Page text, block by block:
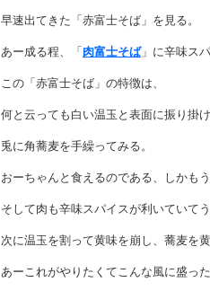
早速出てきた「赤富士そば」を見る。
あー成る程、「 肉富士そば」に辛味ス
この「赤富士そば」の特徴は、
何と云っても白い温玉と表面に振り掛
兎に角蕎麦を手繰ってみる。
おーちゃんと食えるのである、しかも
そして肉も辛味スパイスが利いていてう
次に温玉を割って黄味を崩し、蕎麦を
あーこれがやりたくてこんな風に盛った